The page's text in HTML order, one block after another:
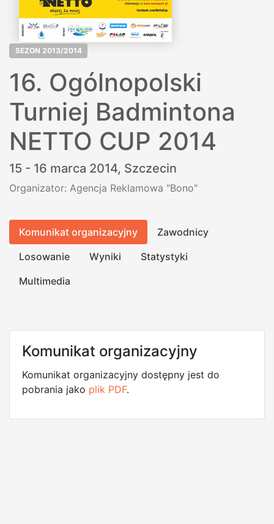
SEZON 2013/2014
16. Ogólnopolski
Turniej Badmintona
NETTO CUP 2014
15 - 16 marca 2014, Szczecin
Organizator: Agencja Reklamowa "Bono"
Komunikat organizacyjny
Zawodnicy
Losowanie
Wyniki
Statystyki
Multimedia
Komunikat organizacyjny
Komunikat organizacyjny dostępny jest do
pobrania jako plik PDF.